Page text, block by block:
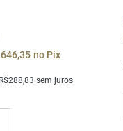
R$288,83 sem juros
no Pix